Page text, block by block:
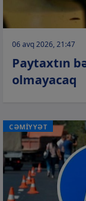
06 avq 2026, 21:47
Paytaxtın
olmayacaq
CƏMİYYƏT